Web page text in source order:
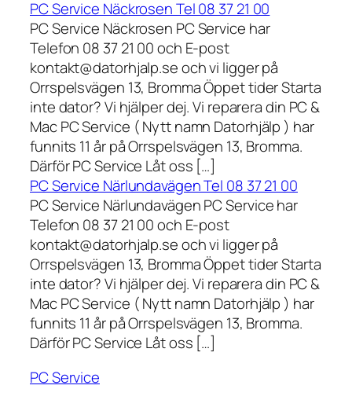
PC Service Näckrosen Tel 08 37 21 00
PC Service Näckrosen PC Service har
Telefon 08 37 21 00 och E-post
kontakt@datorhjalp.se och vi ligger på
Orrspelsvägen 13, Bromma Öppet tider Starta
inte dator? Vi hjälper dej. Vi reparera din PC &
Mac PC Service ( Nytt namn Datorhjälp ) har
funnits 11 år på Orrspelsvägen 13, Bromma.
Därför PC Service Låt oss […]
PC Service Närlundavägen Tel 08 37 21 00
PC Service Närlundavägen PC Service har
Telefon 08 37 21 00 och E-post
kontakt@datorhjalp.se och vi ligger på
Orrspelsvägen 13, Bromma Öppet tider Starta
inte dator? Vi hjälper dej. Vi reparera din PC &
Mac PC Service ( Nytt namn Datorhjälp ) har
funnits 11 år på Orrspelsvägen 13, Bromma.
Därför PC Service Låt oss […]
PC Service